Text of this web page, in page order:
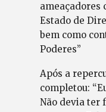
ameaçadores
Estado de
bem como
Poderes”
Após a
completou:
Não devia ter